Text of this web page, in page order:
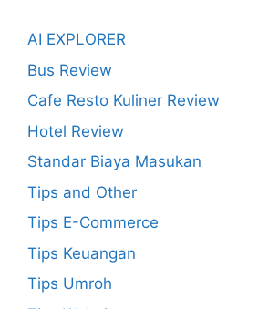
AI EXPLORER
Bus Review
Cafe Resto Kuliner Review
Hotel Review
Standar Biaya Masukan
Tips and Other
Tips E-Commerce
Tips Keuangan
Tips Umroh